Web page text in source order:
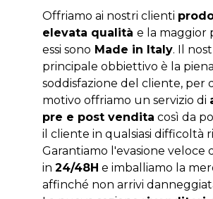
Offriamo ai nostri clienti
elevata qualità e la maggior
essi sono Made in Italy. Il
principale obbiettivo è la piena
soddisfazione del cliente, per
motivo offriamo un servizio di
pre e post vendita così da
il cliente in qualsiasi difficoltà
Garantiamo l'evasione veloce
in 24/48H e imballiamo la
affinché non arrivi